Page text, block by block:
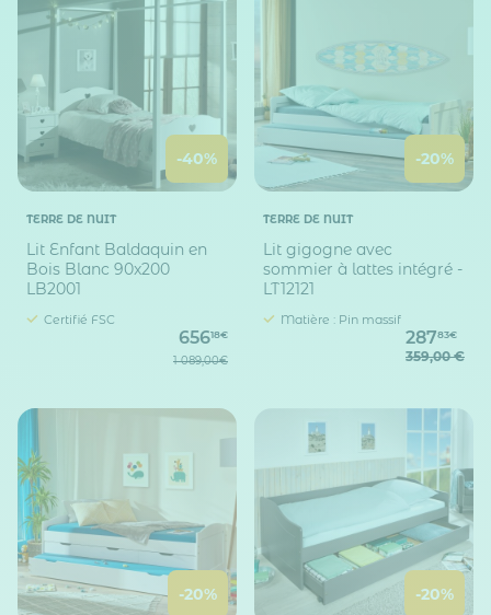
-40%
TERRE DE NUIT
Lit Enfant Baldaquin en
Bois Blanc 90x200
LB2001
Certifié FSC
65618€
1 089,00€
-20%
TERRE DE NUIT
Lit gigogne avec
sommier à lattes intégré -
LT12121
Matière : Pin massif
28783€
359,00 €
-20% -20%